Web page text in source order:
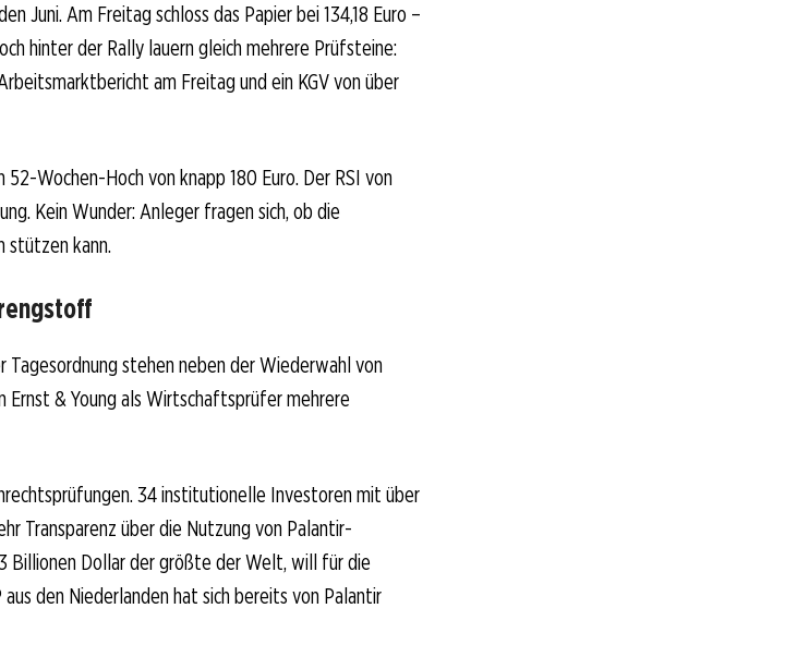
Juni. Am Freitag schloss das Papier bei 134,18 Euro –
hinter der Rally lauern gleich mehrere Prüfsteine:
am Freitag und ein KGV von über
Wochen-Hoch von knapp 180 Euro. Der RSI von
Kein Wunder: Anleger fragen sich, ob die
stützen kann.
stehen neben der Wiederwahl von
& Young als Wirtschaftsprüfer mehrere
34 institutionelle Investoren mit über
Transparenz über die Nutzung von Palantir-
Dollar der größte der Welt, will für die
den Niederlanden hat sich bereits von Palantir